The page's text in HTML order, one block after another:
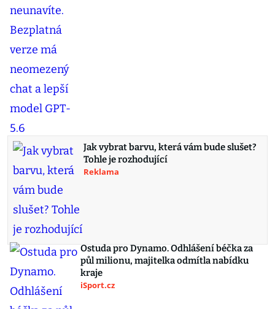
Jak vybrat barvu, která vám bude slušet?
Tohle je rozhodující
Reklama
Ostuda pro Dynamo. Odhlášení béčka za
půl milionu, majitelka odmítla nabídku
kraje
iSport.cz